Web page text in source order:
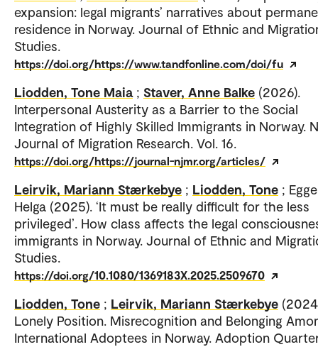
expansion: legal migrants’ narratives about
residence in Norway. Journal of Ethnic and
Studies.
https://doi.org/https://www.tandfonline.com/doi/fu
Liodden, Tone Maia ; Staver, Anne Balke (2026).
Interpersonal Austerity as a Barrier to the Social
Integration of Highly Skilled Immigrants in Norway.
Journal of Migration Research. Vol. 16.
https://doi.org/https://journal-njmr.org/articles/
Leirvik, Mariann Stærkebye ; Liodden, Tone ;
Helga (2025). ‘It must be really difficult for the less
privileged’. How class affects the legal
immigrants in Norway. Journal of Ethnic and
Studies.
https://doi.org/10.1080/1369183X.2025.2509670
Liodden, Tone ; Leirvik, Mariann Stærkebye
Lonely Position. Misrecognition and Belonging
International Adoptees in Norway. Adoption